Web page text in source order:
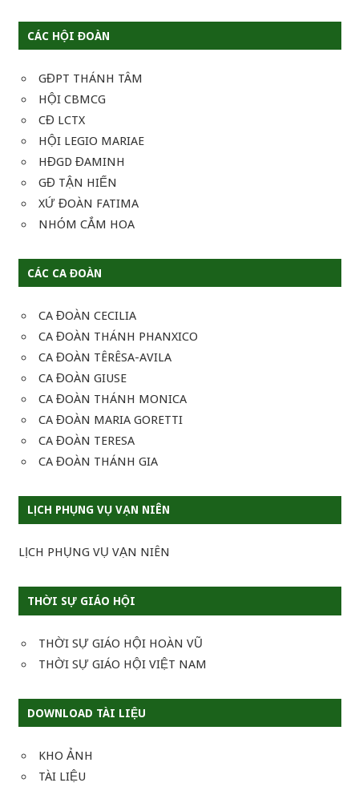
CÁC HỘI ĐOÀN
GĐPT THÁNH TÂM
HỘI CBMCG
CĐ LCTX
HỘI LEGIO MARIAE
HĐGD ĐAMINH
GĐ TẬN HIẾN
XỨ ĐOÀN FATIMA
NHÓM CẮM HOA
CÁC CA ĐOÀN
CA ĐOÀN CECILIA
CA ĐOÀN THÁNH PHANXICO
CA ĐOÀN TÊRÊSA-AVILA
CA ĐOÀN GIUSE
CA ĐOÀN THÁNH MONICA
CA ĐOÀN MARIA GORETTI
CA ĐOÀN TERESA
CA ĐOÀN THÁNH GIA
LỊCH PHỤNG VỤ VẠN NIÊN
LỊCH PHỤNG VỤ VẠN NIÊN
THỜI SỰ GIÁO HỘI
THỜI SỰ GIÁO HỘI HOÀN VŨ
THỜI SỰ GIÁO HỘI VIỆT NAM
DOWNLOAD TÀI LIỆU
KHO ẢNH
TÀI LIỆU